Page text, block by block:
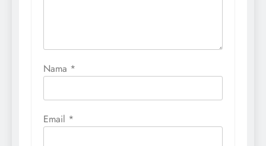
Nama *
Email *